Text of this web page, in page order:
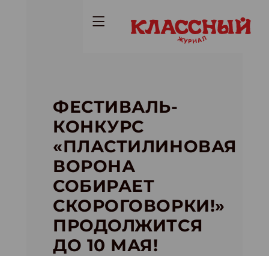
ФЕСТИВАЛЬ-
КОНКУРС
«ПЛАСТИЛИНОВАЯ
ВОРОНА
СОБИРАЕТ
СКОРОГОВОРКИ!»
ПРОДОЛЖИТСЯ
ДО 10 МАЯ!